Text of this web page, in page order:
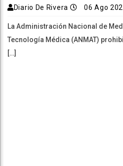
Diario De Rivera 06 Ago
La Administración Nacional de
Tecnología Médica (ANMAT)
[…]